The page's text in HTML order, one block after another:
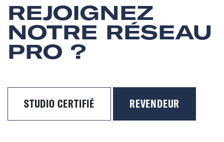
REJOIGNEZ
NOTRE RÉSEAU
PRO ?
STUDIO CERTIFIÉ REVENDEUR